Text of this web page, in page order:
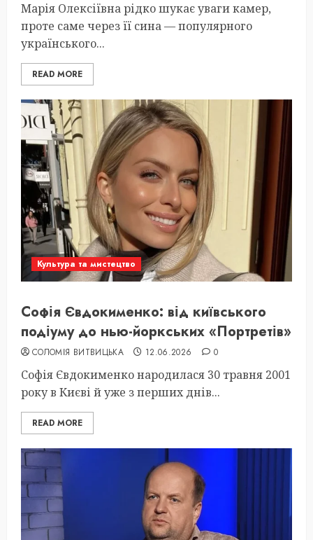
Марія Олексіївна рідко шукає уваги камер,
проте саме через її сина — популярного
українського...
READ MORE
Культура та мистецтво
Софія Євдокименко: від київського
подіуму до нью-йоркських «Портретів»
СОЛОМІЯ ВИТВИЦЬКА 12.06.2026 0
Софія Євдокименко народилася 30 травня 2001
року в Києві й уже з перших днів...
READ MORE